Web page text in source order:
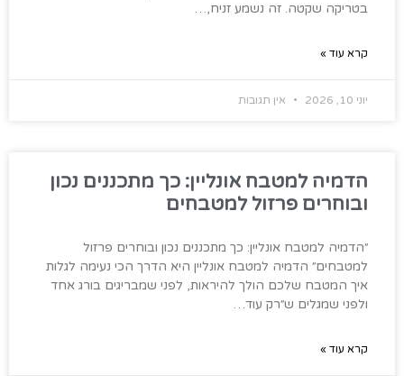
בטריקה שקטה. זה נשמע זניח,…
קרא עוד »
יוני 10, 2026 אין תגובות
הדמיה למטבח אונליין: כך מתכננים נכון
ובוחרים פרזול למטבחים
״הדמיה למטבח אונליין: כך מתכננים נכון ובוחרים פרזול
למטבחים״ הדמיה למטבח אונליין היא הדרך הכי נעימה לגלות
איך המטבח שלכם הולך להיראות, לפני שמבריגים בורג אחד
ולפני שמגלים ש״רק עוד…
קרא עוד »